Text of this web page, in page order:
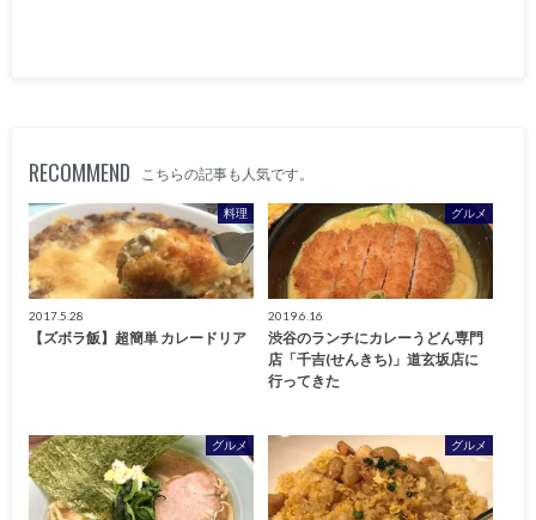
RECOMMEND こちらの記事も人気です。
料理
2017.5.28
【ズボラ飯】超簡単 カレードリア
グルメ
2019.6.16
渋谷のランチにカレーうどん専門
店「千吉(せんきち)」道玄坂店に
行ってきた
グルメ グルメ